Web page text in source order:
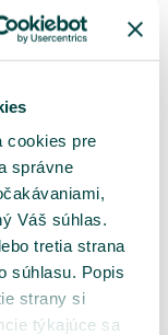
cookies pre
správne
Váš súhlas.
tretia strana
súhlasu. Popis
strany si
týkajúce sa
na verejné
dividend
/ Žiadosť o